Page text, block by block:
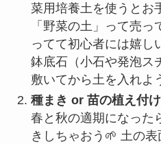
菜用培養土を使うとお
「野菜の土」って売
ってて初心者には嬉し
鉢底石（小石や発泡ス
敷いてから土を入れよ
種まき or 苗の植え付け
春と秋の適期になった
きしちゃおう🌱 土の